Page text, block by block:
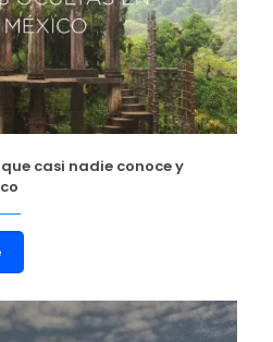
casi nadie conoce y